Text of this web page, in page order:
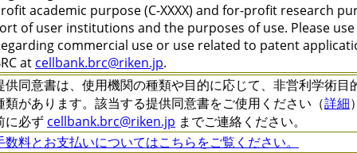
academic purpose (C-XXXX) and for-profit research
of user institutions and the purposes of use. Please
commercial use or use related to patent
at cellbank.brc@riken.jp.
供同意書は、使用機関の種類や目的に応じて、非営利学術目
類があります。該当する提供同意書をご使用ください（詳細
に必ず cellbank.brc@riken.jp までご連絡ください。
数料とお支払いについてはこちらをご覧ください。